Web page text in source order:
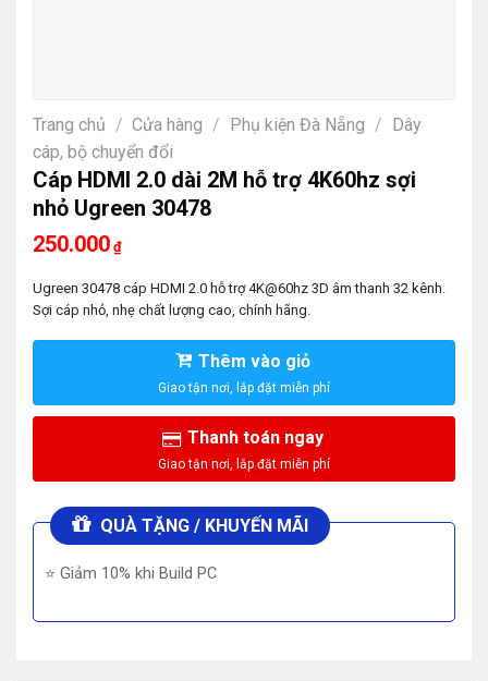
Trang chủ / Cửa hàng / Phụ kiện Đà Nẵng /
Dây
cáp, bộ chuyển đổi
Cáp HDMI 2.0 dài 2M hỗ trợ 4K60hz sợi
nhỏ Ugreen 30478
250.000 ₫
Ugreen 30478 cáp HDMI 2.0 hỗ trợ 4K@60hz 3D âm thanh 32 kênh.
Sợi cáp nhỏ, nhẹ chất lượng cao, chính hãng.
Thêm vào giỏ
Thanh toán ngay
QUÀ TẶNG / KHUYẾN MÃI
⭐ Giảm 10% khi Build PC